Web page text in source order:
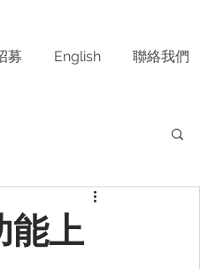
募 English 聯絡我們
能上